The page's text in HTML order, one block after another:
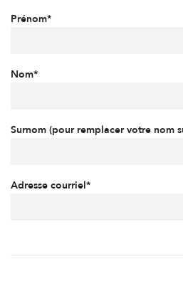
Prénom*
Nom*
Surnom (pour remplacer votre nom
Adresse courriel*